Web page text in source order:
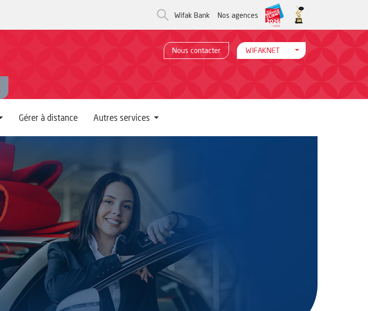
Wifak Bank Nos agences
Nous contacter WIFAKNET Toggle Menu WifakNet
Gérer à distance Autres services